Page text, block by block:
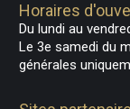
Horaires
Du lundi au
Le 3e samedi du
générales